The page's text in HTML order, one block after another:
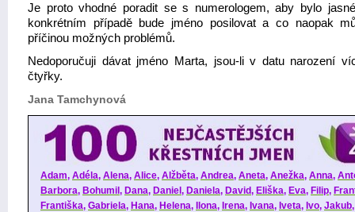
Je proto vhodné poradit se s numerologem, aby bylo
konkrétním případě bude jméno posilovat a co naopak
příčinou možných problémů.
Nedoporučuji dávat jméno Marta, jsou-li v datu narození
čtyřky.
Jana Tamchynová
Adam, Adéla, Alena, Alice, Alžběta, Andrea, Aneta, Anežka, Anna,
Barbora, Bohumil , Dana, Daniel , Daniela, David, Eliška, Eva, Filip,
Františka, Gabriela, Hana, Helena, Ilona, Irena, Ivana, Iveta, Ivo, Jakub